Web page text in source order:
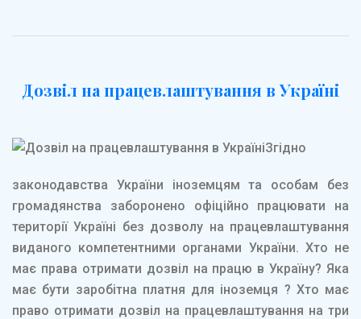
Дозвіл на працевлаштування в Україні
Згідно
законодавства України іноземцям та особам без
громадянства заборонено офіційно працювати на
території Україні без дозволу на працевлаштування
виданого компетентними органами України. Хто не
має права отримати дозвіл на працю в Україну? Яка
має бути заробітна платня для іноземця ? Хто має
право отримати дозвіл на працевлаштування на три